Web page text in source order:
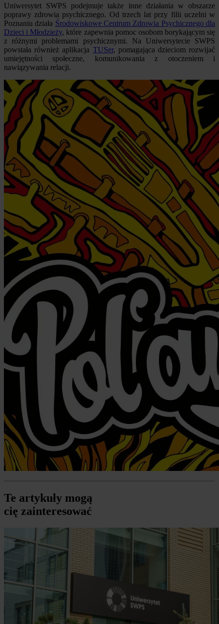
Uniwersytet SWPS podejmuje także inne działania w obszarze
poprawy zdrowia psychicznego. Od trzech lat przy filii uczelni w
Poznaniu działa Środowiskowe Centrum Zdrowia Psychicznego dla
Dzieci i Młodzieży, które zapewnia pomoc osobom borykającym się
z różnymi problemami psychicznymi. Na Uniwersytecie SWPS
powstała również aplikacja TUSer, pomagająca dzieciom rozwijać
umiejętności społeczne, komunikowania z otoczeniem i
nawiązywania relacji.
Te artykuły mogą
cię zainteresować